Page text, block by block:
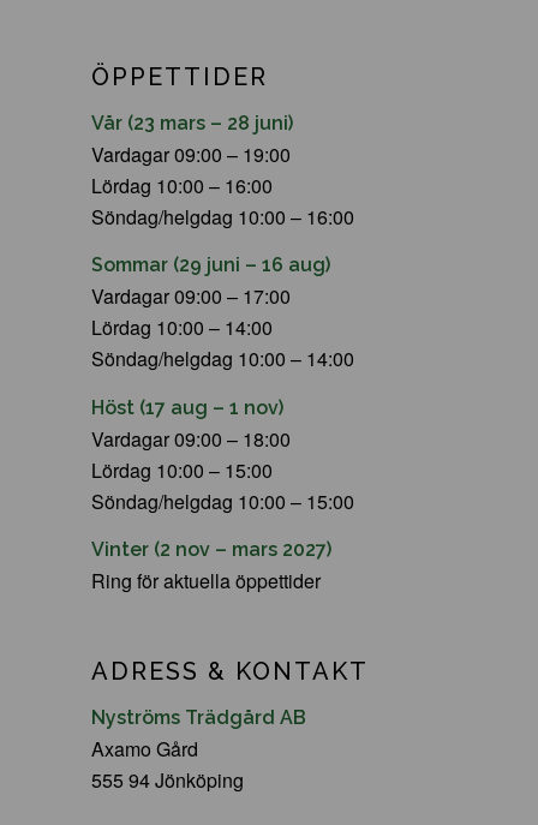
ÖPPETTIDER
Vår (23 mars – 28 juni)
Vardagar 09:00 – 19:00
Lördag 10:00 – 16:00
Söndag/helgdag 10:00 – 16:00
Sommar (29 juni – 16 aug)
Vardagar 09:00 – 17:00
Lördag 10:00 – 14:00
Söndag/helgdag 10:00 – 14:00
Höst (17 aug – 1 nov)
Vardagar 09:00 – 18:00
Lördag 10:00 – 15:00
Söndag/helgdag 10:00 – 15:00
Vinter (2 nov – mars 2027)
Ring för aktuella öppettider
ADRESS & KONTAKT
Nyströms Trädgård AB
Axamo Gård
555 94 Jönköping